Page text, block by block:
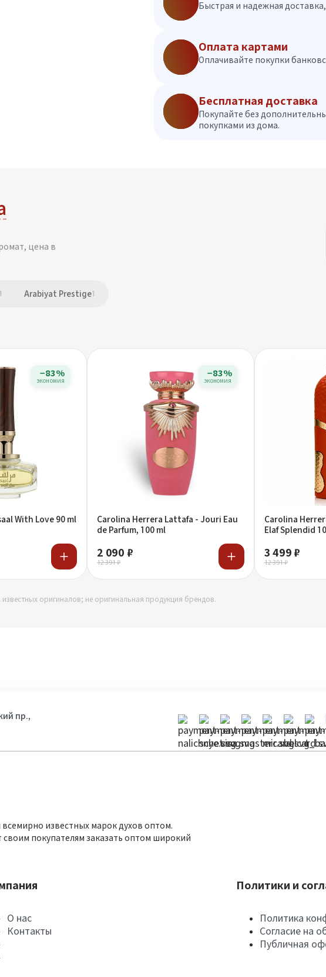
Быстрая и надежная
Оплата картами
Оплачивайте покупки
Бесплатная доставка
Покупайте без
покупками из дома.
цена в
1 Arabiyat Prestige1
−83%
экономия
With Love 90 ml
−83%
экономия
Carolina Herrera Lattafa - Jouri Eau
de Parfum, 100 ml
2 090 ₽
12 391 ₽
Carolina
Elaf Splendid
3 499 ₽
12 391 ₽
оригиналов; не оригинальная продукция брендов.
пр.,
известных марок духов оптом.
покупателям заказать оптом широкий
О нас
Контакты
Политики и
Политика
Согласие на
Публичная